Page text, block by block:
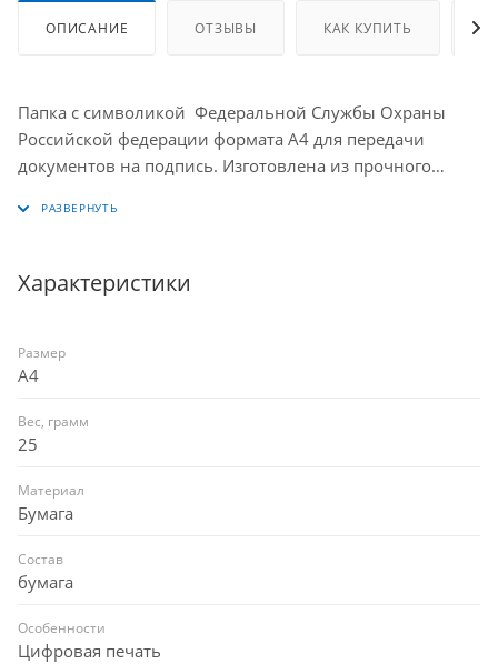
ОПИСАНИЕ ОТЗЫВЫ КАК КУПИТЬ
Папка с символикой Федеральной Службы Охраны
Российской федерации формата А4 для передачи
документов на подпись. Изготовлена из прочного
клапане герб Федеральной Службы Охраны,
пластика с лазерной гравировкой.
Характеристики
Размер
A4
Вес, грамм
25
Материал
Бумага
Состав
бумага
Особенности
Цифровая печать